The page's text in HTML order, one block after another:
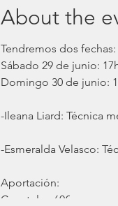
About the
Tendremos dos fechas:
Sábado 29 de junio:
Domingo 30 de junio:
-Ileana Liard: Técnica
-Esmeralda Velasco:
Aportación:
Constelar: 60€